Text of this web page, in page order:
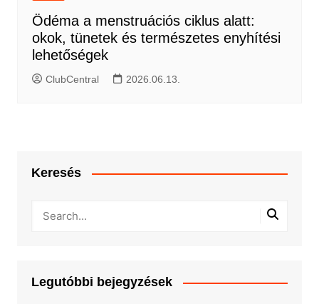
Ödéma a menstruációs ciklus alatt:
okok, tünetek és természetes enyhítési
lehetőségek
ClubCentral 2026.06.13.
Keresés
Legutóbbi bejegyzések